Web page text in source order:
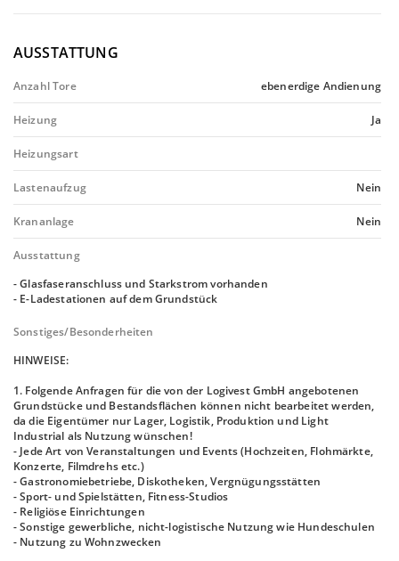
AUSSTATTUNG
Anzahl Tore ebenerdige Andienung
Heizung Ja
Heizungsart
Lastenaufzug Nein
Krananlage Nein
Ausstattung
- Glasfaseranschluss und Starkstrom vorhanden
- E-Ladestationen auf dem Grundstück
Sonstiges/Besonderheiten
HINWEISE:
1. Folgende Anfragen für die von der Logivest GmbH angebotenen
Grundstücke und Bestandsflächen können nicht bearbeitet werden,
da die Eigentümer nur Lager, Logistik, Produktion und Light
Industrial als Nutzung wünschen!
- Jede Art von Veranstaltungen und Events (Hochzeiten, Flohmärkte,
Konzerte, Filmdrehs etc.)
- Gastronomiebetriebe, Diskotheken, Vergnügungsstätten
- Sport- und Spielstätten, Fitness-Studios
- Religiöse Einrichtungen
- Sonstige gewerbliche, nicht-logistische Nutzung wie Hundeschulen
- Nutzung zu Wohnzwecken